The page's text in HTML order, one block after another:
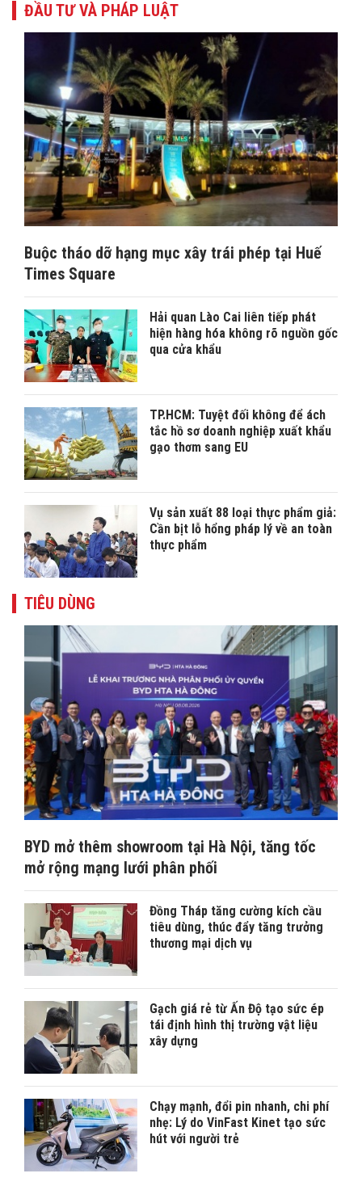
ĐẦU TƯ VÀ PHÁP LUẬT
Buộc tháo dỡ hạng mục xây trái phép tại Huế
Times Square
Hải quan Lào Cai liên tiếp phát
hiện hàng hóa không rõ nguồn gốc
qua cửa khẩu
TP.HCM: Tuyệt đối không để ách
tắc hồ sơ doanh nghiệp xuất khẩu
gạo thơm sang EU
Vụ sản xuất 88 loại thực phẩm giả:
Cần bịt lỗ hổng pháp lý về an toàn
thực phẩm
TIÊU DÙNG
BYD mở thêm showroom tại Hà Nội, tăng tốc
mở rộng mạng lưới phân phối
Đồng Tháp tăng cường kích cầu
tiêu dùng, thúc đẩy tăng trưởng
thương mại dịch vụ
Gạch giá rẻ từ Ấn Độ tạo sức ép
tái định hình thị trường vật liệu
xây dựng
Chạy mạnh, đổi pin nhanh, chi phí
nhẹ: Lý do VinFast Kinet tạo sức
hút với người trẻ